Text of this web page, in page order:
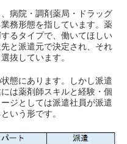
病院・調剤薬局・ドラッグ
務形態を指しています。薬
るタイプで、働いてほしい
と派遣元で決定され、それ
抜しています。
態にあります。しかし派遣
は薬剤師スキルと経験・個
ジとしては派遣社員が派遣
いう形です。